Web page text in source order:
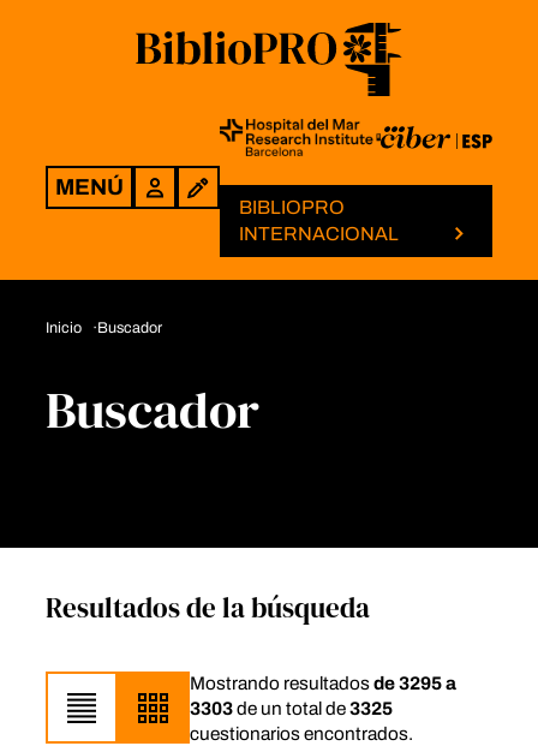
MENÚ Login
BIBLIOPRO
INTERNACIONAL
Inicio Buscador
Buscador
Resultados de la búsqueda
Mostrando resultadosde 3295 a
3303de un total de3325
cuestionarios encontrados.